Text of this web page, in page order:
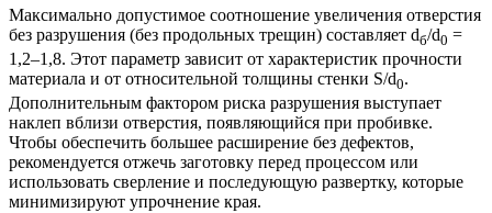
Максимально допустимое соотношение увеличения отверстия
без разрушения (без продольных трещин) составляет dб/d0 =
1,2–1,8. Этот параметр зависит от характеристик прочности
материала и от относительной толщины стенки S/d0.
Дополнительным фактором риска разрушения выступает
наклеп вблизи отверстия, появляющийся при пробивке.
Чтобы обеспечить большее расширение без дефектов,
рекомендуется отжечь заготовку перед процессом или
использовать сверление и последующую развертку, которые
минимизируют упрочнение края.